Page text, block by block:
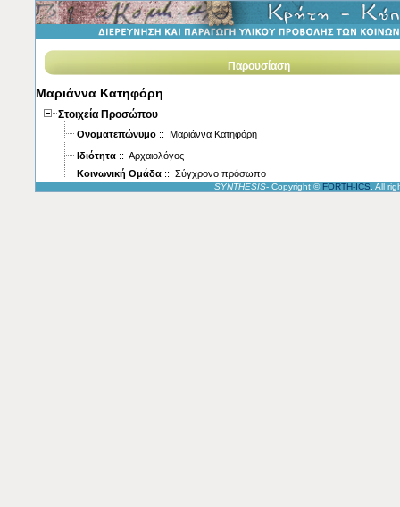
Παρουσίαση
Μαριάννα Κατηφόρη
Στοιχεία Προσώπου
Ονοματεπώνυμο :: Μαριάννα Κατηφόρη
Ιδιότητα :: Αρχαιολόγος
Κοινωνική Ομάδα :: Σύγχρονο πρόσωπο
SYNTHESIS- Copyright © FORTH-ICS . All